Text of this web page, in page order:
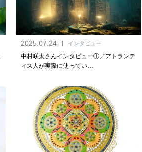
2025.07.24 インタビュー
中村咲太さんインタビュー①／アトランテ
ィス人が実際に使ってい…